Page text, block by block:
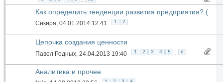
Как определить тенденции развития предприятия? (
разработки и интеграция )
Сикира, 04.01.2014 12:41 1 2
Цепочка создания ценности
Павел Родных, 24.04.2013 19:40 1 2 3 4 5 ... 6
Аналитика и прочее.